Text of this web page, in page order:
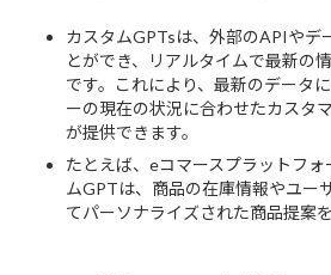
カスタムGPTsは、外部のAPIやデ
とができ、リアルタイムで最新の
です。これにより、最新のデータ
ーの現在の状況に合わせたカスタ
が提供できます。
たとえば、eコマースプラットフ
ムGPTは、商品の在庫情報やユー
てパーソナライズされた商品提案